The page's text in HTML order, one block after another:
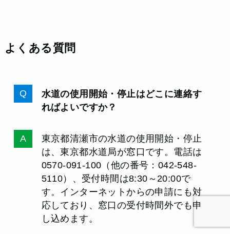
よくある質問
水道の使用開始・停止はどこに連絡す
ればよいですか？
東京都清瀬市の水道の使用開始・停止
は、東京都水道局が窓口です。電話は
0570-091-100（他の番号：042-548-
5110）、受付時間は8:30～20:00で
す。インターネットからの申請にも対
応しており、窓口の受付時間外でも申
し込めます。